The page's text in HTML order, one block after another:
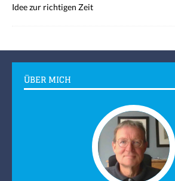
Idee zur richtigen Zeit
ÜBER MICH